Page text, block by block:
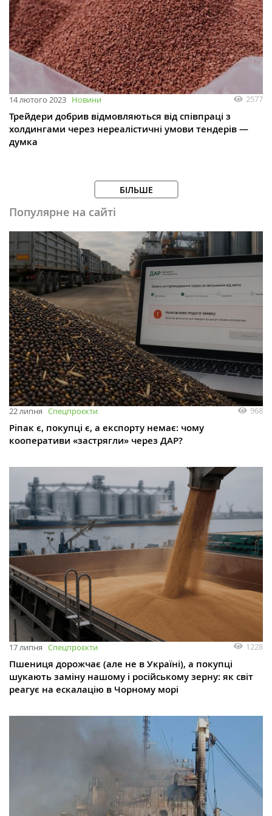
14 лютого 2023 Новини 2577
Трейдери добрив відмовляються від співпраці з
холдингами через нереалістичні умови тендерів —
думка
БІЛЬШЕ
Популярне на сайті
22 липня Спецпроєкти 968
Ріпак є, покупці є, а експорту немає: чому
кооперативи «застрягли» через ДАР?
17 липня Спецпроєкти 1228
Пшениця дорожчає (але не в Україні), а покупці
шукають заміну нашому і російському зерну: як світ
реагує на ескалацію в Чорному морі